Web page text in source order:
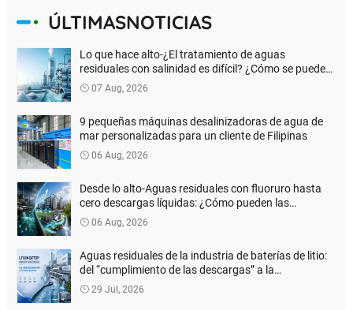
ÚLTIMASNOTICIAS
Lo que hace alto-¿El tratamiento de aguas
residuales con salinidad es difícil? ¿Cómo se puede
lograr una verdadera descarga de líquido cero?
07 Aug, 2026
9 pequeñas máquinas desalinizadoras de agua de
mar personalizadas para un cliente de Filipinas
06 Aug, 2026
Desde lo alto-Aguas residuales con fluoruro hasta
cero descargas líquidas: ¿Cómo pueden las
empresas de baterías de litio reducir los costos del
tratamiento ambiental?
06 Aug, 2026
Aguas residuales de la industria de baterías de litio:
del “cumplimiento de las descargas” a la
recuperación de recursos
29 Jul, 2026